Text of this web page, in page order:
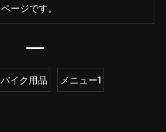
ページです。
バイク用品 メニュー1